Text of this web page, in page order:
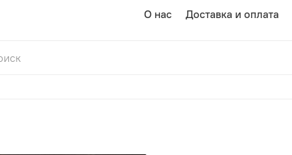
О нас Доставка и оплата